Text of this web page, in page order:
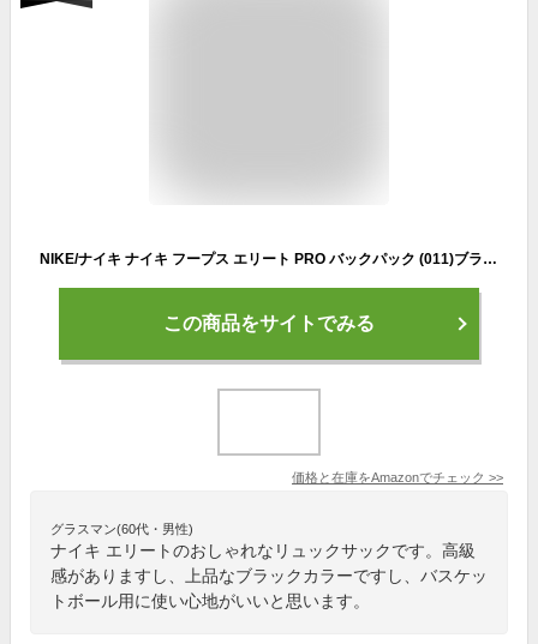
NIKE/ナイキ ナイキ フープス エリート PRO バックパック (011)ブラック/ブラック/(メタリッククールグレー) デイパック・ザック (BA5554) (011)ﾌﾞﾗｯｸ MISC
この商品をサイトでみる
価格と在庫をAmazonでチェック >>
グラスマン(60代・男性)
ナイキ エリートのおしゃれなリュックサックです。高級
感がありますし、上品なブラックカラーですし、バスケッ
トボール用に使い心地がいいと思います。